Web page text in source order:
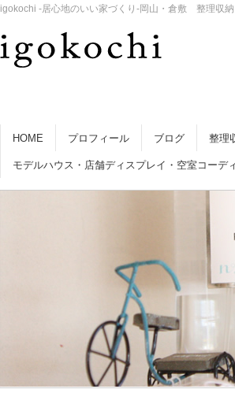
igokochi -居心地のいい家づくり-岡山・倉敷 整理収
HOME プロフィール ブログ 整理
モデルハウス・店舗ディスプレイ・空室コーデ